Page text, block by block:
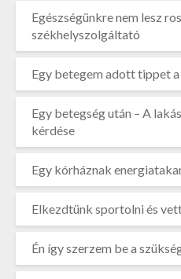
Egészségünkre nem lesz
székhelyszolgáltató
Egy betegem adott tippet
Egy betegség után – A
kérdése
Egy kórháznak
Elkezdtünk sportolni és
Én így szerzem be a